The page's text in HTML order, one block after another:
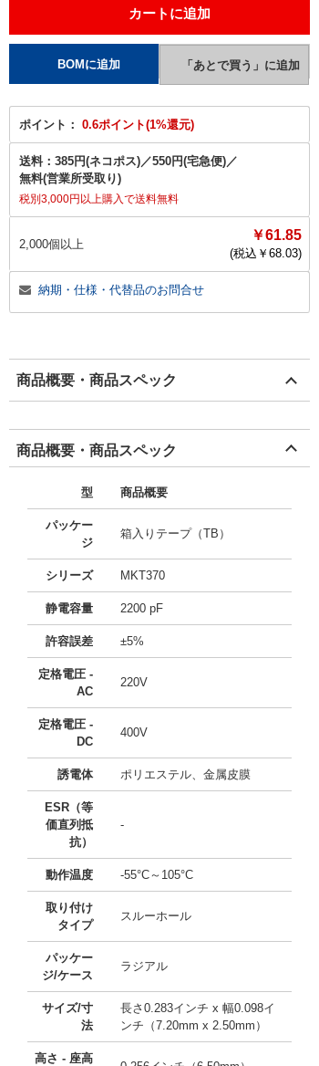
ポイント： 0.6ポイント(1%還元)
送料： 385円(ネコポス)／550円(宅急便)／
無料(営業所受取り)
税別3,000円以上購入で送料無料
2,000個以上
￥61.85
(税込￥ 68.03)
納期・仕様・代替品のお問合せ
商品概要・商品スペック
商品概要・商品スペック
型 商品概要
パッケー
ジ
箱入りテープ（TB）
シリーズ MKT370
静電容量 2200 pF
許容誤差 ±5%
定格電圧 -
AC
220V
定格電圧 -
DC
400V
誘電体 ポリエステル、金属皮膜
ESR（等
価直列抵
抗）
-
動作温度 -55°C～105°C
取り付け
タイプ
スルーホール
パッケー
ジ/ケース
ラジアル
サイズ/寸
法
長さ0.283インチ x 幅0.098イ
ンチ（7.20mm x 2.50mm）
高さ - 座高